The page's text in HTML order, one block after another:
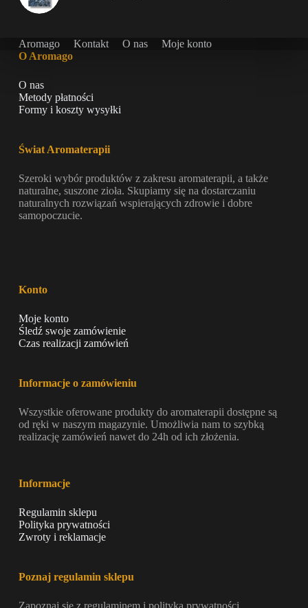
Aromago Kontakt O nas
Moje konto
O Aromago
O nas
Metody płatności
Formy i koszty wysyłki
Świat Aromaterapii
Szeroki wybór produktów z zakresu aromaterapii, a także
naturalne, suszone zioła. Skupiamy się na dostarczaniu
naturalnych rozwiązań wspierających zdrowie i dobre
samopoczucie.
Konto
Moje konto
Śledź swoje zamówienie
Czas realizacji zamówień
Informacje o zamówieniu
Wszystkie oferowane produkty do aromaterapii dostępne są
od ręki w naszym magazynie. Umożliwia nam to szybką
realizację zamówień nawet do 24h od ich złożenia.
Informacje
Regulamin sklepu
Polityka prywatności
Zwroty i reklamacje
Poznaj regulamin sklepu